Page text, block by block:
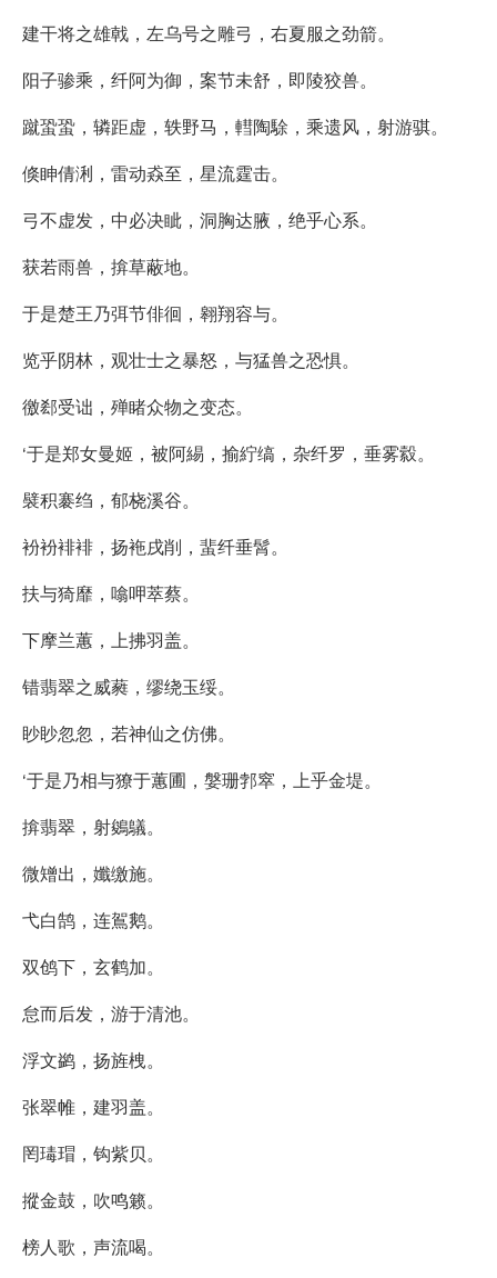
建干将之雄戟，左乌号之雕弓，右夏服之劲箭。
阳子骖乘，纤阿为御，案节未舒，即陵狡兽。
蹴蛩蛩，辚距虚，轶野马，轊陶駼，乘遗风，射游骐。
倏眒倩浰，雷动猋至，星流霆击。
弓不虚发，中必决眦，洞胸达腋，绝乎心系。
获若雨兽，揜草蔽地。
于是楚王乃弭节俳徊，翱翔容与。
览乎阴林，观壮士之暴怒，与猛兽之恐惧。
徼郄受诎，殚睹众物之变态。
‘于是郑女曼姬，被阿緆，揄紵缟，杂纤罗，垂雾縠。
襞积褰绉，郁桡溪谷。
衯衯裶裶，扬袘戌削，蜚纤垂髾。
扶与猗靡，噏呷萃蔡。
下摩兰蕙，上拂羽盖。
错翡翠之威蕤，缪绕玉绥。
眇眇忽忽，若神仙之仿佛。
‘于是乃相与獠于蕙圃，媻珊郣窣，上乎金堤。
揜翡翠，射鵕鸃。
微矰出，孅缴施。
弋白鹄，连鴐鹅。
双鸧下，玄鹤加。
怠而后发，游于清池。
浮文鹢，扬旌栧。
张翠帷，建羽盖。
罔瑇瑁，钩紫贝。
摐金鼓，吹鸣籁。
榜人歌，声流喝。